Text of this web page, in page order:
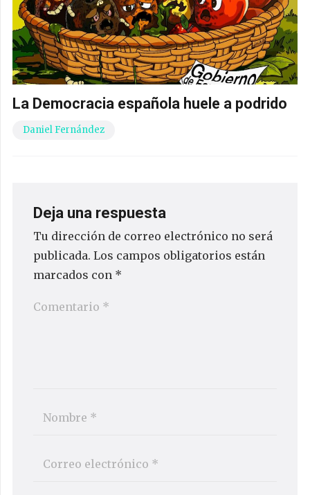
La Democracia española huele a podrido
Daniel Fernández
Deja una respuesta
Tu dirección de correo electrónico no será
publicada. Los campos obligatorios están
marcados con *